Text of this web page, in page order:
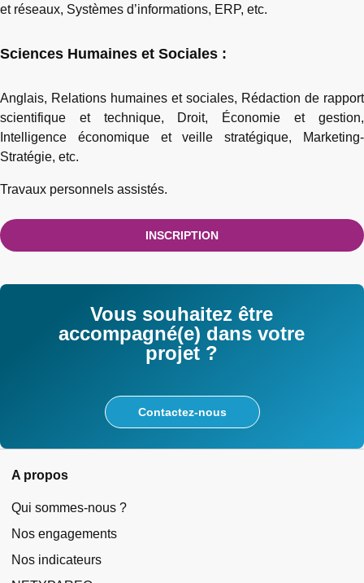
et réseaux, Systèmes d’informations, ERP, etc.
Sciences Humaines et Sociales :
Anglais, Relations humaines et sociales, Rédaction de rapport
scientifique et technique, Droit, Économie et gestion,
Intelligence économique et veille stratégique, Marketing-
Stratégie, etc.
Travaux personnels assistés.
INSCRIPTION
Vous souhaitez être
accompagné(e) dans votre
projet ?
Contactez-nous
A propos
Qui sommes-nous ?
Nos engagements
Nos indicateurs